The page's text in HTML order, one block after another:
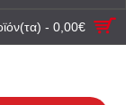
- 0,00€